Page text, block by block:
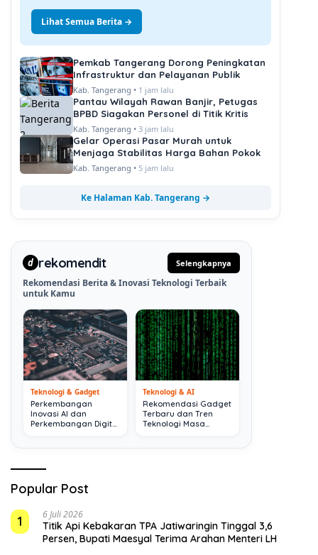
Lihat Semua Berita →
Pemkab Tangerang Dorong Peningkatan
Infrastruktur dan Pelayanan Publik
Kab. Tangerang • 1 jam lalu
Pantau Wilayah Rawan Banjir, Petugas
BPBD Siagakan Personel di Titik Kritis
Kab. Tangerang • 3 jam lalu
Gelar Operasi Pasar Murah untuk
Menjaga Stabilitas Harga Bahan Pokok
Kab. Tangerang • 5 jam lalu
Ke Halaman Kab. Tangerang →
d rekomendit Selengkapnya
Rekomendasi Berita & Inovasi Teknologi Terbaik
untuk Kamu
Teknologi & Gadget
Perkembangan
Inovasi AI dan
Perkembangan Digital
Teknologi & AI
Rekomendasi Gadget
Terbaru dan Tren
Teknologi Masa
Popular Post
1
6 Juli 2026
Titik Api Kebakaran TPA Jatiwaringin Tinggal 3,6
Persen, Bupati Maesyal Terima Arahan Menteri LH